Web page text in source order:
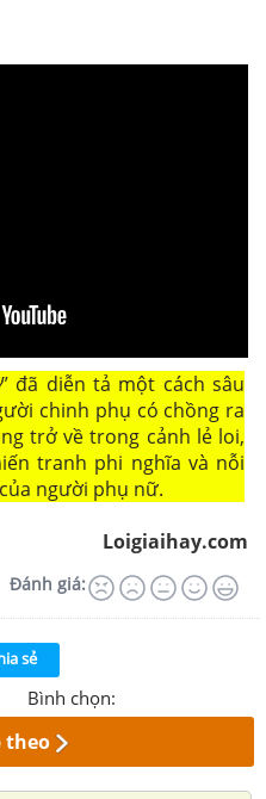
” đã diễn tả một cách sâu
chinh phụ có chồng ra
trở về trong cảnh lẻ loi,
tranh phi nghĩa và nỗi
người phụ nữ.
Loigiaihay.com
Đánh giá:
sẻ
Bình chọn:
theo